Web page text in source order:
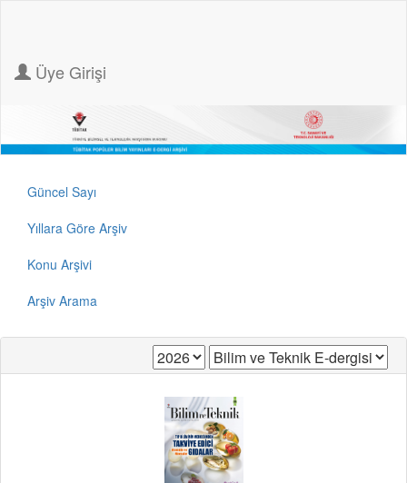
Üye Girişi
Güncel Sayı
Yıllara Göre Arşiv
Konu Arşivi
Arşiv Arama